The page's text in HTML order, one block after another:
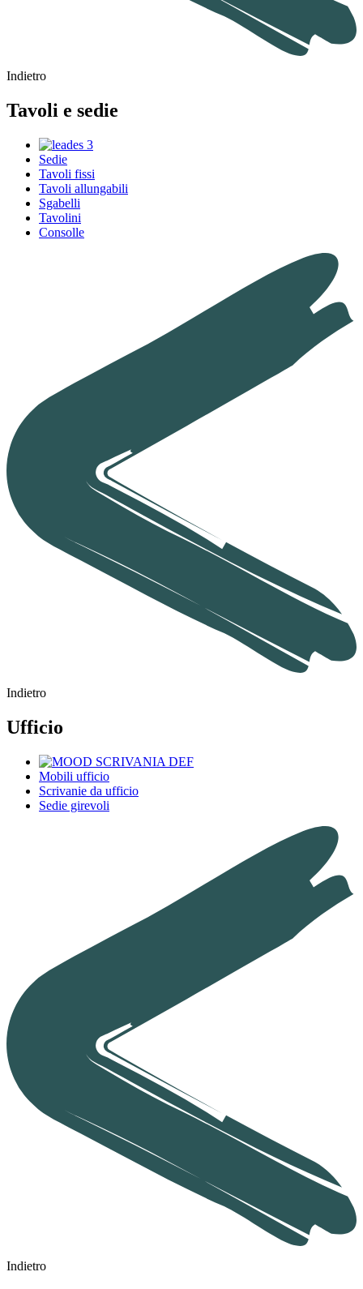
Indietro
Tavoli e sedie
Sedie
Tavoli fissi
Tavoli allungabili
Sgabelli
Tavolini
Consolle
Indietro
Ufficio
Mobili ufficio
Scrivanie da ufficio
Sedie girevoli
Indietro